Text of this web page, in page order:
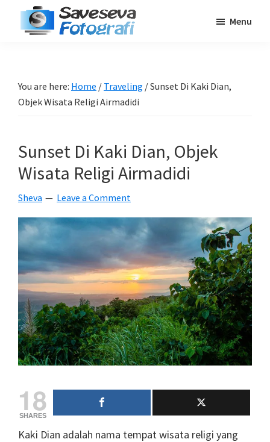
Pemula
-
Tutorial
-
-
Traveling
Menu
You are here: Home / Traveling /Sunset Di Kaki Dian,
Objek Wisata Religi Airmadidi
Sunset Di Kaki Dian, Objek
Wisata Religi Airmadidi
Sheva Leave a Comment
18
SHARES
Kaki Dian adalah nama tempat wisata religi yang